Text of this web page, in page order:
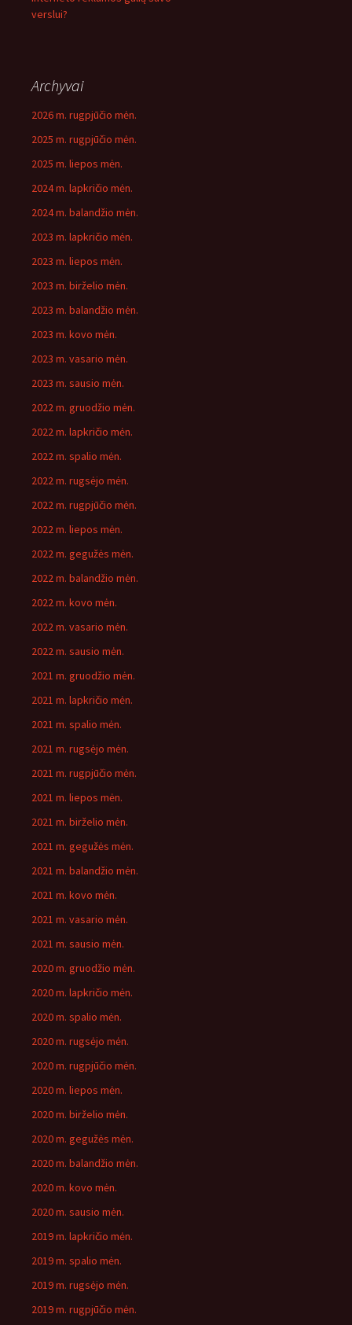
verslui?
Archyvai
2026 m. rugpjūčio mėn.
2025 m. rugpjūčio mėn.
2025 m. liepos mėn.
2024 m. lapkričio mėn.
2024 m. balandžio mėn.
2023 m. lapkričio mėn.
2023 m. liepos mėn.
2023 m. birželio mėn.
2023 m. balandžio mėn.
2023 m. kovo mėn.
2023 m. vasario mėn.
2023 m. sausio mėn.
2022 m. gruodžio mėn.
2022 m. lapkričio mėn.
2022 m. spalio mėn.
2022 m. rugsėjo mėn.
2022 m. rugpjūčio mėn.
2022 m. liepos mėn.
2022 m. gegužės mėn.
2022 m. balandžio mėn.
2022 m. kovo mėn.
2022 m. vasario mėn.
2022 m. sausio mėn.
2021 m. gruodžio mėn.
2021 m. lapkričio mėn.
2021 m. spalio mėn.
2021 m. rugsėjo mėn.
2021 m. rugpjūčio mėn.
2021 m. liepos mėn.
2021 m. birželio mėn.
2021 m. gegužės mėn.
2021 m. balandžio mėn.
2021 m. kovo mėn.
2021 m. vasario mėn.
2021 m. sausio mėn.
2020 m. gruodžio mėn.
2020 m. lapkričio mėn.
2020 m. spalio mėn.
2020 m. rugsėjo mėn.
2020 m. rugpjūčio mėn.
2020 m. liepos mėn.
2020 m. birželio mėn.
2020 m. gegužės mėn.
2020 m. balandžio mėn.
2020 m. kovo mėn.
2020 m. sausio mėn.
2019 m. lapkričio mėn.
2019 m. spalio mėn.
2019 m. rugsėjo mėn.
2019 m. rugpjūčio mėn.